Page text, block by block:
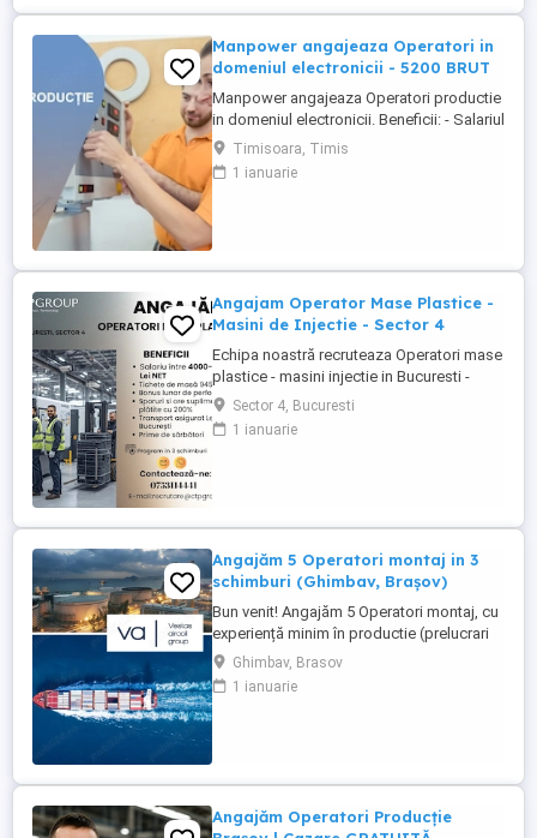
Manpower angajeaza Operatori in
domeniul electronicii - 5200 BRUT
Manpower angajeaza Operatori productie
in domeniul electronicii. Beneficii: - Salariul
- 5200 (in functie de experienta in
domeniul electronicii); - Tichete de masa
de 35 de lei zi lucratoare; - Mediu de lucru
Timisoara, Timis
1 ianuarie
Angajam Operator Mase Plastice -
Masini de Injectie - Sector 4
Echipa noastră recruteaza Operatori mase
plastice - masini injectie in Bucuresti -
sector 4! Doresti să lucrezi intr-un mediu
profesionist in industria maselor plastice?
Esti persoana potrivita pentru noi!
Sector 4, Bucuresti
1 ianuarie
Angajăm 5 Operatori montaj in 3
schimburi (Ghimbav, Brașov)
Bun venit! Angajăm 5 Operatori montaj, cu
experiență minim în productie (prelucrari
prin aschiere). Căutăm persoane serioase,
dornice să învețe și să muncească, se va
oferi instruire la locul de muncă. Program:
Ghimbav, Brasov
1 ianuarie
Angajăm Operatori Producție